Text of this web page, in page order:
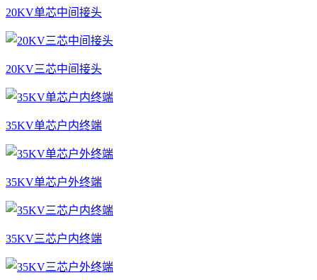
20KV单芯中间接头
20KV三芯中间接头
35KV单芯户内终端
35KV单芯户外终端
35KV三芯户内终端